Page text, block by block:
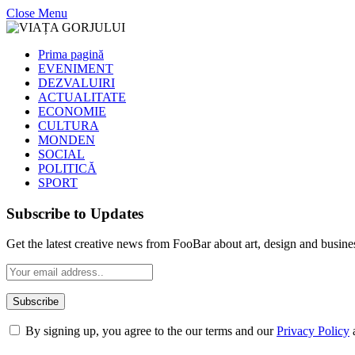
Close Menu
Prima pagină
EVENIMENT
DEZVALUIRI
ACTUALITATE
ECONOMIE
CULTURA
MONDEN
SOCIAL
POLITICĂ
SPORT
Subscribe to Updates
Get the latest creative news from FooBar about art, design and
By signing up, you agree to the our terms and ourPrivacy Policy